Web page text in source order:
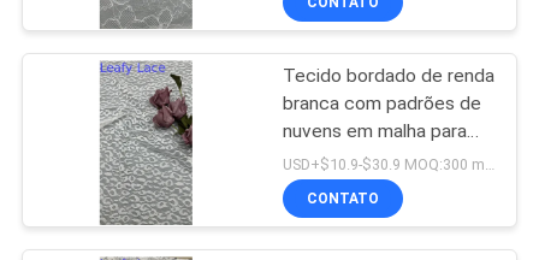
Tecido bordado de renda
branca com padrões de
nuvens em malha para
vestidos de noiva
USD+$10.9-$30.9 MOQ:300 metros.
CONTATO